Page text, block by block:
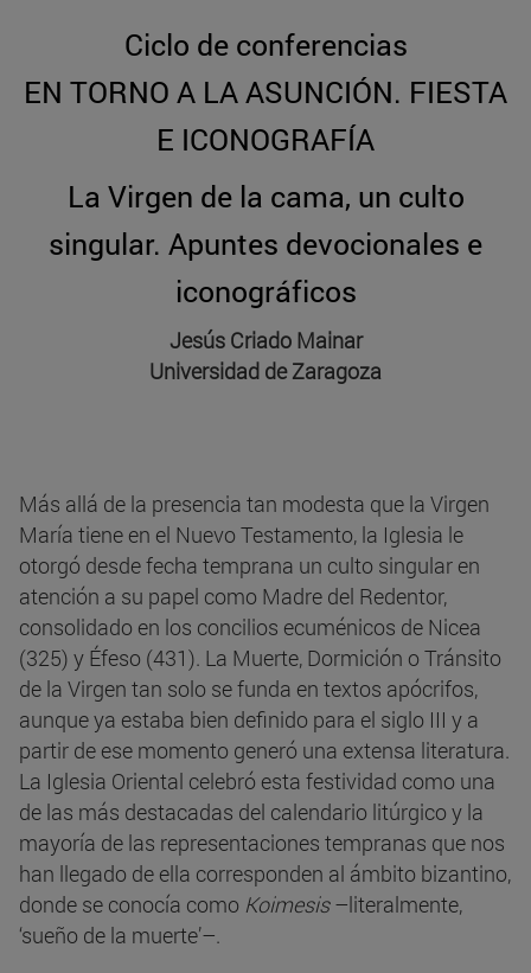
Ciclo de conferencias
EN TORNO A LA ASUNCIÓN. FIESTA
E ICONOGRAFÍA
La Virgen de la cama, un culto
singular. Apuntes devocionales e
iconográficos
Jesús Criado Mainar
Universidad de Zaragoza
Más allá de la presencia tan modesta que la Virgen
María tiene en el Nuevo Testamento, la Iglesia le
otorgó desde fecha temprana un culto singular en
atención a su papel como Madre del Redentor,
consolidado en los concilios ecuménicos de Nicea
(325) y Éfeso (431). La Muerte, Dormición o Tránsito
de la Virgen tan solo se funda en textos apócrifos,
aunque ya estaba bien definido para el siglo III y a
partir de ese momento generó una extensa literatura.
La Iglesia Oriental celebró esta festividad como una
de las más destacadas del calendario litúrgico y la
mayoría de las representaciones tempranas que nos
han llegado de ella corresponden al ámbito bizantino,
donde se conocía como Koimesis–literalmente,
‘sueño de la muerte’–.